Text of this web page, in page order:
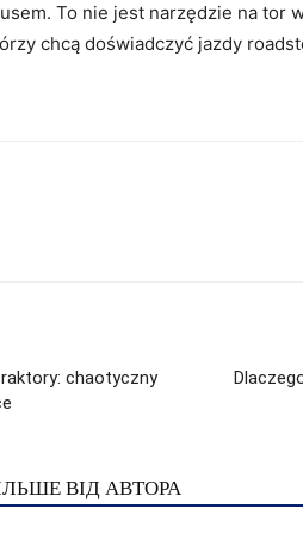
To nie jest narzędzie na tor
chcą doświadczyć jazdy
chaotyczny
ВІД АВТОРА